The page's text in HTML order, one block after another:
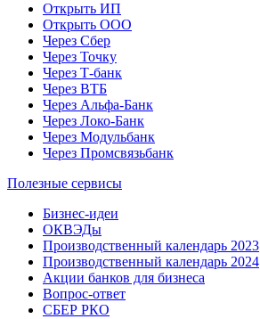
Открыть ИП
Открыть ООО
Через Сбер
Через Точку
Через Т-банк
Через ВТБ
Через Альфа-Банк
Через Локо-Банк
Через Модульбанк
Через Промсвязьбанк
Полезные сервисы
Бизнес-идеи
ОКВЭДы
Производственный календарь 2023
Производственный календарь 2024
Акции банков для бизнеса
Вопрос-ответ
СБЕР РКО